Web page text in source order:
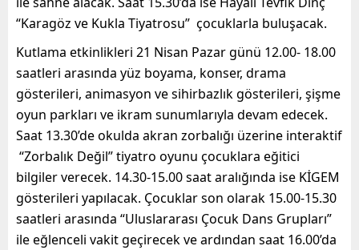
“Karagöz ve Kukla Tiyatrosu” çocuklarla buluşacak.
Kutlama etkinlikleri 21 Nisan Pazar günü 12.00- 18.00
saatleri arasında yüz boyama, konser, drama
gösterileri, animasyon ve sihirbazlık gösterileri, şişme
oyun parkları ve ikram sunumlarıyla devam edecek.
Saat 13.30’de okulda akran zorbalığı üzerine interaktif
“Zorbalık Değil” tiyatro oyunu çocuklara eğitici
bilgiler verecek. 14.30-15.00 saat aralığında ise KİGEM
gösterileri yapılacak. Çocuklar son olarak 15.00-15.30
saatleri arasında “Uluslararası Çocuk Dans Grupları”
ile eğlenceli vakit geçirecek ve ardından saat 16.00’da